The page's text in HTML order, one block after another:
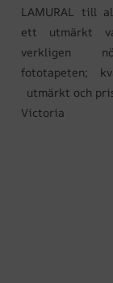
LAMURAL till
ett utmärkt
verkligen
fototapeten;
utmärkt och
Victoria